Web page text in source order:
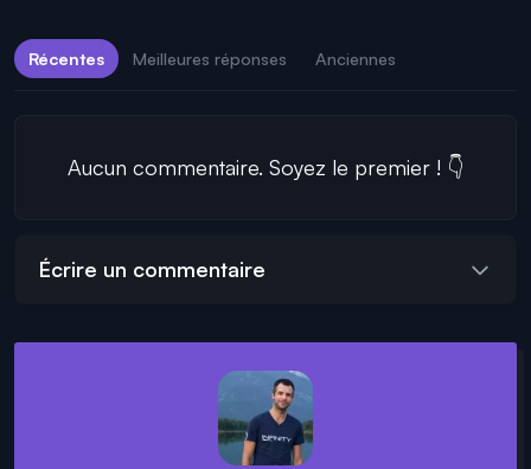
Récentes Meilleures réponses Anciennes
Aucun commentaire. Soyez le premier ! 👇
Écrire un commentaire